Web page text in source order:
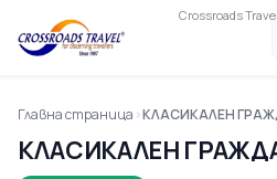
Crossroads
Главна страница КЛАСИКАЛЕН
КЛАСИКАЛЕН